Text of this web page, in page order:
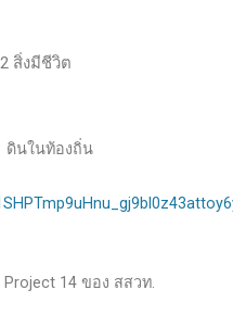
สิ่งมีชีวิต
ดินในท้องถิ่น
14 ของ สสวท.